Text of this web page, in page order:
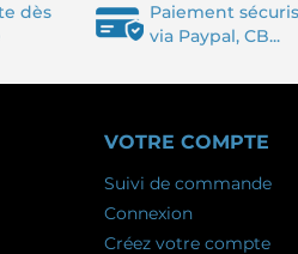
dès
Paiement
via Paypal, CB...
VOTRE COMPTE
Suivi de commande
Connexion
Créez votre compte